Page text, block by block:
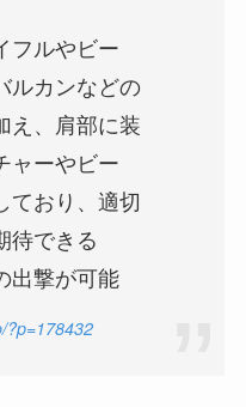
フルやビー
ルカンなどの
え、肩部に装
ャーやビー
ており、適切
待できる
出撃が可能
?p=178432